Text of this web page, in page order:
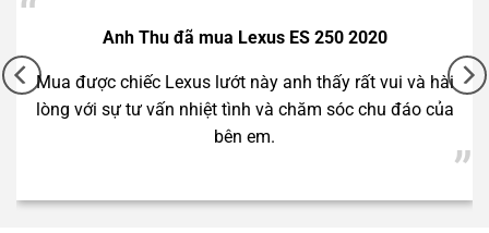
2 tỷ 790 triệu
Anh Thành đã mua Mercedes C250 2012
Cảm ơn Hà Nội Car đã tư vấn rất chu đáo để anh có
chiếc xe rất ưng ý này.